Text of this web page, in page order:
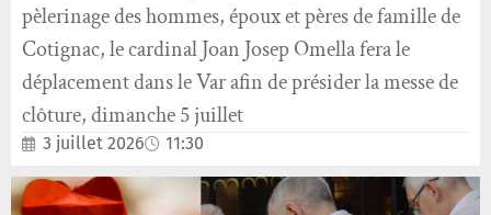
pèlerinage des hommes, époux et pères de famille de
Cotignac, le cardinal Joan Josep Omella fera le
déplacement dans le Var afin de présider la messe de
clôture, dimanche 5 juillet
3 juillet 2026 11:30